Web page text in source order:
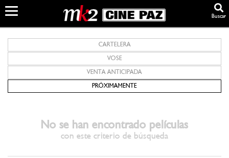
Buscar
CARTELERA
VOSE
VENTA ANTICIPADA
PRÓXIMAMENTE
No se han encontrado películas
con este criterio de búsqueda